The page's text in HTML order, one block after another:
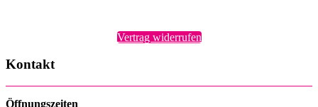
Vertrag widerrufen
Kontakt
Öffnungszeiten